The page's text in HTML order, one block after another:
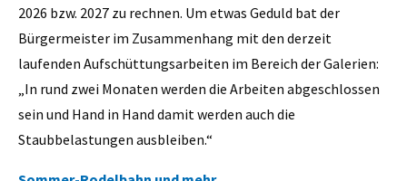
2026 bzw. 2027 zu rechnen. Um etwas Geduld bat der
Bürgermeister im Zusammenhang mit den derzeit
laufenden Aufschüttungsarbeiten im Bereich der Galerien:
„In rund zwei Monaten werden die Arbeiten abgeschlossen
sein und Hand in Hand damit werden auch die
Staubbelastungen ausbleiben.“